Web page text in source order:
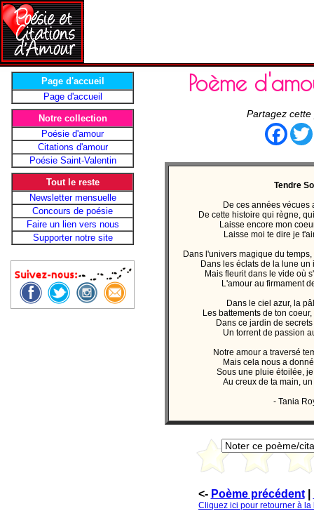
Page d'accueil
Page d'accueil
Notre collection
Poésie d'amour
Citations d'amour
Poésie Saint-Valentin
Tout le reste
Newsletter mensuelle
Concours de poésie
Faire un lien vers nous
Supporter notre site
Poème
Partagez
Tendre
De ces années vécues
De cette histoire qui règne,
Laisse encore mon
Laisse moi te dire je
Dans l'univers magique du
Dans les éclats de la lune un
Mais fleurit dans le vide où
L'amour au firmament
Dans le ciel azur, la
Les battements de ton
Dans ce jardin de
Un torrent de passion
Notre amour a traversé
Mais cela nous a
Sous une pluie étoilée,
Au creux de ta main,
- Tania
<- Poème précédent|
Cliquez ici pour retourner à